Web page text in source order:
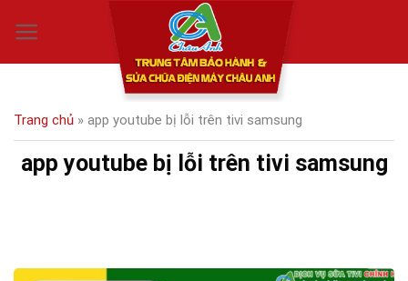
Trang chủ » app youtube bị lỗi trên tivi samsung
app youtube bị lỗi trên tivi samsung